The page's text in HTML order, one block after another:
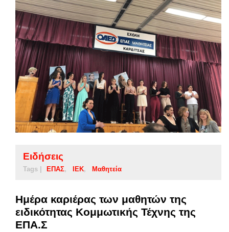
Ειδήσεις
Tags | ΕΠΑΣ ΙΕΚ Μαθητεία
Ημέρα καριέρας των μαθητών της
ειδικότητας Κομμωτικής Τέχνης της
ΕΠΑ.Σ